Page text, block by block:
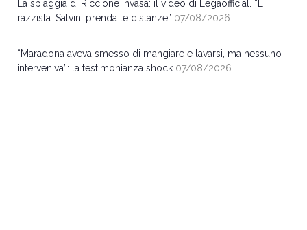
La spiaggia di Riccione invasa: il video di Legaofficial. “È
razzista. Salvini prenda le distanze” 07/08/2026
“Maradona aveva smesso di mangiare e lavarsi, ma nessuno
interveniva”: la testimonianza shock 07/08/2026